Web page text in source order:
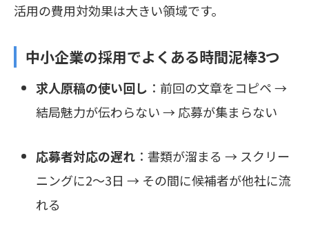
活用の費用対効果は大きい領域です。
中小企業の採用でよくある時間泥棒3つ
求人原稿の使い回し ：前回の文章をコピペ →
結局魅力が伝わらない → 応募が集まらない
応募者対応の遅れ ：書類が溜まる → スクリー
ニングに2〜3日 → その間に候補者が他社に流
れる